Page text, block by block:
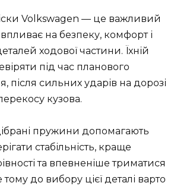
Volkswagen — це важливий
на безпеку, комфорт і
ходової частини. Їхній
під час планового
після сильних ударів на дорозі
кузова.
пружини допомагають
стабільність, краще
та впевненіше триматися
до вибору цієї деталі варто